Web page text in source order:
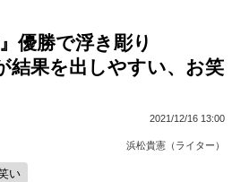
優勝で浮き彫り
果を出しやすい、お笑
2021/12/16 13:00
浜松貴憲（ライター）
い